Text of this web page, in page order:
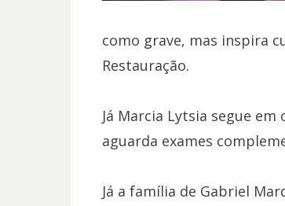
como grave, mas inspira
Restauração.
Já Marcia Lytsia segue
aguarda exames
Já a família de Gabriel